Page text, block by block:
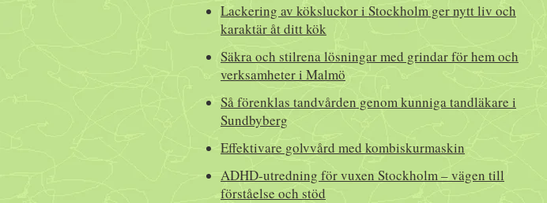
Lackering av köksluckor i Stockholm ger nytt liv och
karaktär åt ditt kök
Säkra och stilrena lösningar med grindar för hem och
verksamheter i Malmö
Så förenklas tandvården genom kunniga tandläkare i
Sundbyberg
Effektivare golvvård med kombiskurmaskin
ADHD-utredning för vuxen Stockholm – vägen till
förståelse och stöd